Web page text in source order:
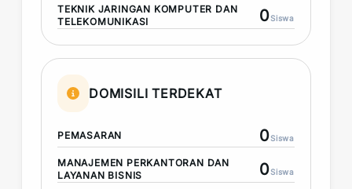
TEKNIK JARINGAN KOMPUTER DAN
TELEKOMUNIKASI
0Siswa
DOMISILI TERDEKAT
PEMASARAN 0Siswa
MANAJEMEN PERKANTORAN DAN
LAYANAN BISNIS
0Siswa